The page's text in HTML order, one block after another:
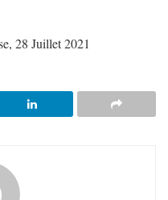
28 Juillet 2021